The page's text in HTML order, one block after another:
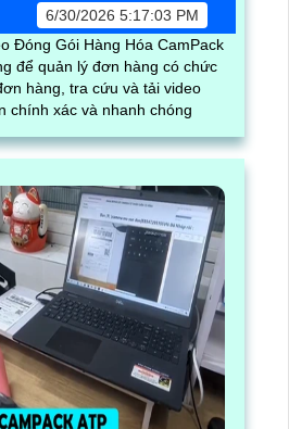
6/30/2026 5:17:03 PM
Đóng Gói Hàng Hóa CamPack
để quản lý đơn hàng có chức
hàng, tra cứu và tải video
chính xác và nhanh chóng